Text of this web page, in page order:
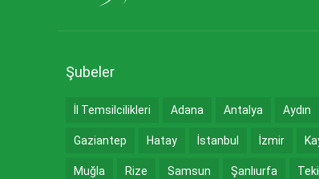
Şubeler
İl Temsilcilikleri Adana Antalya Aydın
Gaziantep Hatay İstanbul İzmir
Muğla Rize Samsun Şanlıurfa